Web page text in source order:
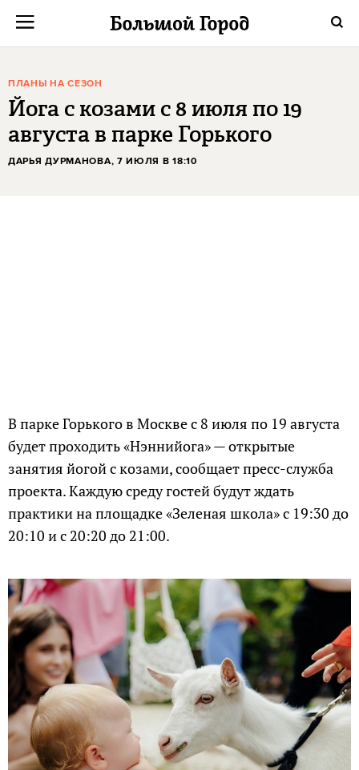
ПЛАНЫ НА СЕЗОН
Йога с козами с 8 июля по 19
августа в парке Горького
ДАРЬЯ ДУРМАНОВА, 7 ИЮЛЯ В 18:10
В парке Горького в Москве с 8 июля по 19 августа
будет проходить «Нэннийога» — открытые
занятия йогой с козами, сообщает пресс-служба
проекта. Каждую среду гостей будут ждать
практики на площадке «Зеленая школа» с 19:30 до
20:10 и с 20:20 до 21:00.